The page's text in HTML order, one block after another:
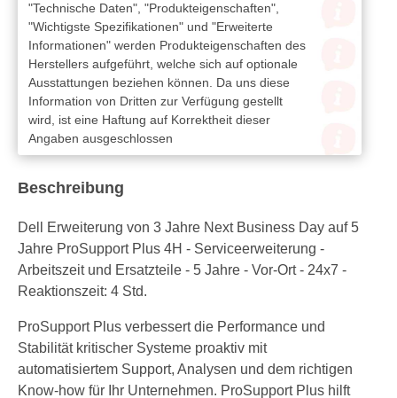
"Technische Daten", "Produkteigenschaften",
"Wichtigste Spezifikationen" und "Erweiterte
Informationen" werden Produkteigenschaften des
Herstellers aufgeführt, welche sich auf optionale
Ausstattungen beziehen können. Da uns diese
Information von Dritten zur Verfügung gestellt
wird, ist eine Haftung auf Korrektheit dieser
Angaben ausgeschlossen
Beschreibung
Dell Erweiterung von 3 Jahre Next Business Day auf 5
Jahre ProSupport Plus 4H - Serviceerweiterung -
Arbeitszeit und Ersatzteile - 5 Jahre - Vor-Ort - 24x7 -
Reaktionszeit: 4 Std.
ProSupport Plus verbessert die Performance und
Stabilität kritischer Systeme proaktiv mit
automatisiertem Support, Analysen und dem richtigen
Know-how für Ihr Unternehmen. ProSupport Plus hilft